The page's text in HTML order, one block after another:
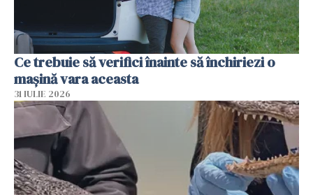
Ce trebuie să verifici înainte să închiriezi o
mașină vara aceasta
31 IULIE 2026